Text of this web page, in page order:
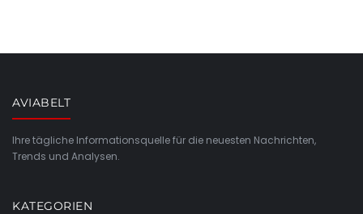
AVIABELT
Ihre tägliche Informationsquelle für die neuesten Nachrichten,
Trends und Analysen.
KATEGORIEN